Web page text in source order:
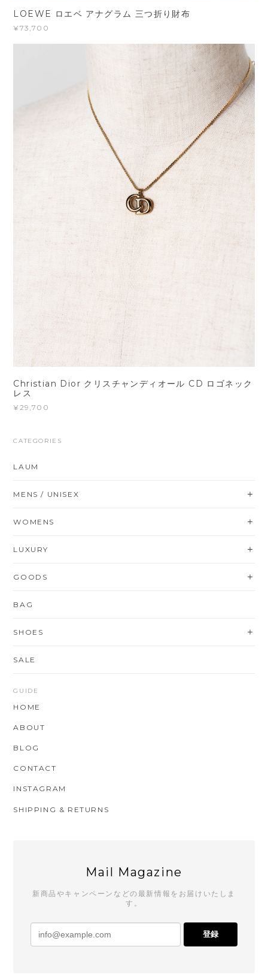
LOEWE ロエベ アナグラム 三つ折り財布
¥73,700
Christian Dior クリスチャンディオール CD ロゴネック
レス
¥29,700
CATEGORIES
LAUM
MENS / UNISEX
WOMENS
LUXURY
GOODS
BAG
SHOES
SALE
GUIDE
HOME
ABOUT
BLOG
CONTACT
INSTAGRAM
SHIPPING & RETURNS
Mail Magazine
新商品やキャンペーンなどの最新情報をお届けいたしま
す。
登録